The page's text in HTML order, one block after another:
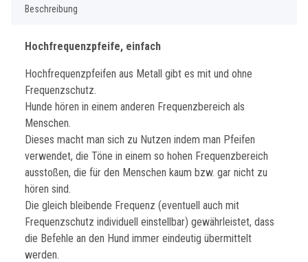
Beschreibung
Hochfrequenzpfeife, einfach
Hochfrequenzpfeifen aus Metall gibt es mit und ohne
Frequenzschutz.
Hunde hören in einem anderen Frequenzbereich als
Menschen.
Dieses macht man sich zu Nutzen indem man Pfeifen
verwendet, die Töne in einem so hohen Frequenzbereich
ausstoßen, die für den Menschen kaum bzw. gar nicht zu
hören sind.
Die gleich bleibende Frequenz (eventuell auch mit
Frequenzschutz individuell einstellbar) gewährleistet, dass
die Befehle an den Hund immer eindeutig übermittelt
werden.